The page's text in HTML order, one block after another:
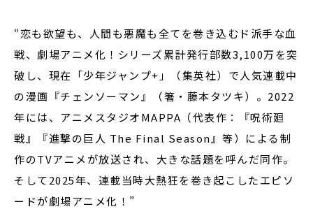
“恋も欲望も、人間も悪魔も全てを巻き込むド派手な血
戦、劇場アニメ化！シリーズ累計発行部数3,100万を突
破し、現在「少年ジャンプ+」（集英社）で人気連載中
の漫画『チェンソーマン』（箸・藤本タツキ）。2022
年には、アニメスタジオMAPPA（代表作：『呪術廻
戦』『進撃の巨人 The Final Season』等）による制
作のTVアニメが放送され、大きな話題を呼んだ同作。
そして2025年、連載当時大熱狂を巻き起こしたエピソ
ードが劇場アニメ化！”